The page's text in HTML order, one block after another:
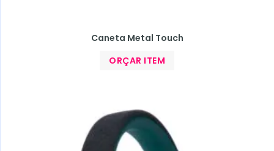
Caneta Metal Touch
ORÇAR ITEM